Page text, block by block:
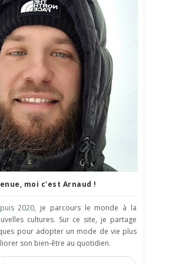
moi c'est Arnaud !
2020, je parcours le monde à la
cultures. Sur ce site, je partage
pour adopter un mode de vie plus
son bien-être au quotidien.